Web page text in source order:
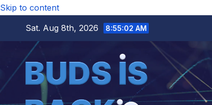
Skip to content
Sat. Aug 8th, 2026
8:55:03 AM